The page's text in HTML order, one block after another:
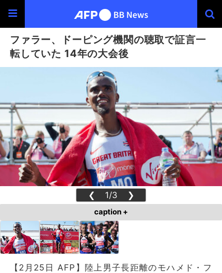
ファラー、ドーピング機関の聴取で証言一
転していた 14年の大会後
❮ 1/3 ❯
caption +
【2月25日 AFP】陸上男子長距離のモハメド・フ